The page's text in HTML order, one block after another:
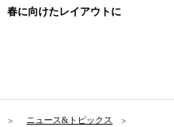
春に向けたレイアウトに
ニュース&トピックス